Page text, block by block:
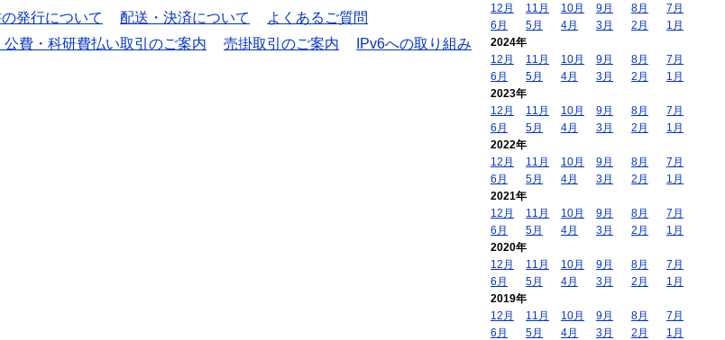
発行について 配送・決済について
よくあるご質問
公費・科研費払い取引のご案内 売掛取引のご案内
IPv6への取り組み
12月
11月 10月 9月 8月
7月
6月
5月 4月 3月 2月
1月
2024年
12月
11月 10月 9月 8月
7月
6月
5月 4月 3月 2月
1月
2023年
12月
11月 10月 9月 8月
7月
6月
5月 4月 3月 2月
1月
2022年
12月
11月 10月 9月 8月
7月
6月
5月 4月 3月 2月
1月
2021年
12月
11月 10月 9月 8月
7月
6月
5月 4月 3月 2月
1月
2020年
12月
11月 10月 9月 8月
7月
6月
5月 4月 3月 2月
1月
2019年
12月
11月 10月 9月 8月
7月
6月
5月 4月 3月 2月
1月